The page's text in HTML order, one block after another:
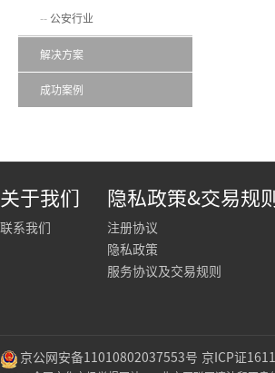
公安行业
解决方案
成功案例
关于我们
联系我们
隐私政策&交易规则
注册协议
隐私政策
服务协议及交易规则
京公网安备11010802037553号 京ICP证